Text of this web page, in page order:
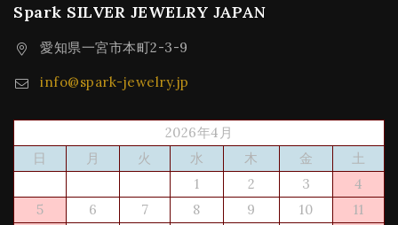
Spark SILVER JEWELRY JAPAN
愛知県一宮市本町2-3-9
info@spark-jewelry.jp
2026年4月
日
月 火 水 木 金
土
1
2 3
4
5
6 7 8 9 10
11